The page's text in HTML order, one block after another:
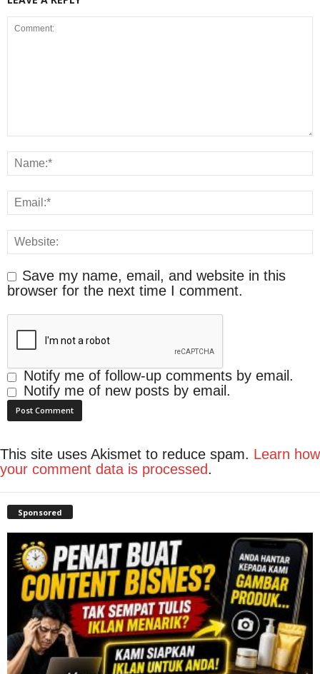
Save my name, email, and website in this
browser for the next time I comment.
Notify me of follow-up comments by email.
Notify me of new posts by email.
This site uses Akismet to reduce spam. Learn how
your comment data is processed.
Sponsored